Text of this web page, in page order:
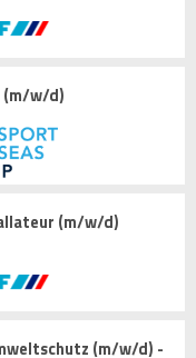
(m/w/d)
(m/w/d)
(m/w/d) -